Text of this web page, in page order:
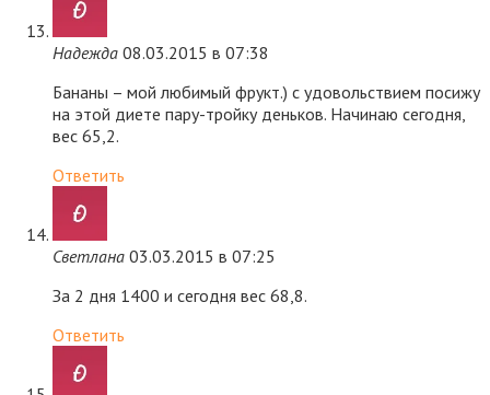
Надежда 08.03.2015 в 07:38
Бананы – мой любимый фрукт.) с удовольствием посижу
на этой диете пару-тройку деньков. Начинаю сегодня,
вес 65,2.
Ответить
Светлана 03.03.2015 в 07:25
За 2 дня 1400 и сегодня вес 68,8.
Ответить